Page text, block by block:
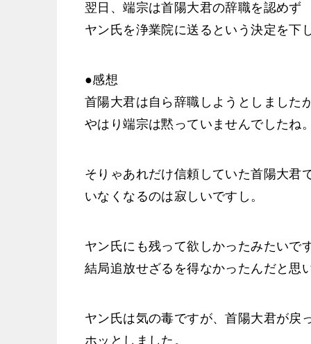
翌日、端宗は首陽大君の辞職を認めず
ヤン氏を浄業院に送るという決定を下
●感想
首陽大君は自ら辞職しようとしました
やはり端宗は黙っていませんでしたね。
そりゃあれだけ信頼していた首陽大君
いなくなるのは寂しいですし。
ヤン氏にも残って欲しかったみたいで
結局追放せざるを得なかったんだと思
ヤン氏は気の毒ですが、首陽大君が戻
ホッとしました。